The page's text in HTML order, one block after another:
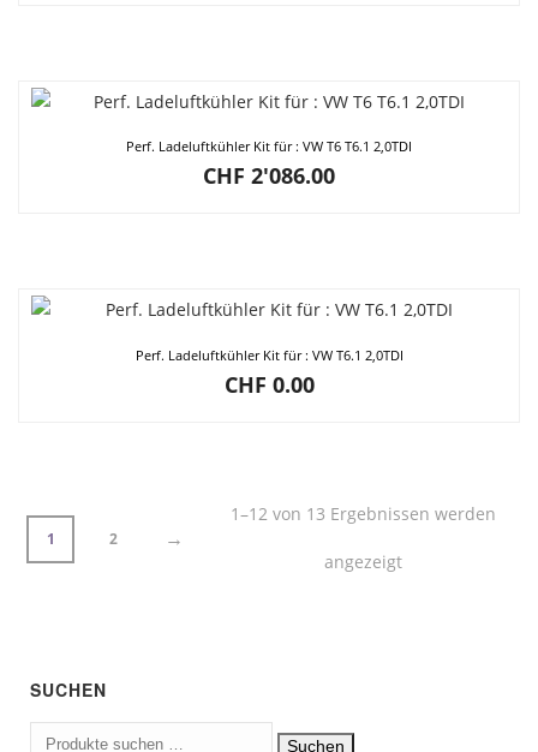
Perf. Ladeluftkühler Kit für : VW T6 T6.1 2,0TDI
CHF 2'086.00
Perf. Ladeluftkühler Kit für : VW T6.1 2,0TDI
CHF 0.00
1 2 →
1–12 von 13 Ergebnissen werden
angezeigt
SUCHEN
Suchen
Suchen